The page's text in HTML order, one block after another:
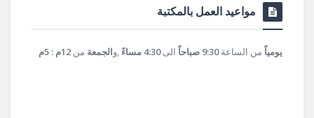
مواعيد العمل بالمكتبة
يومياً من الساعة9:30 صباحاً الى4:30 مساءً ,والجمعة من 12م : 5م